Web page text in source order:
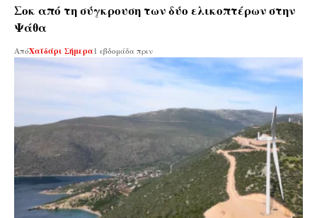
Σοκ από τη σύγκρουση των δύο ελικοπτέρων στην
Ψάθα
ΑπόΧαϊδάρι Σήμερα 1 εβδομάδα πριν